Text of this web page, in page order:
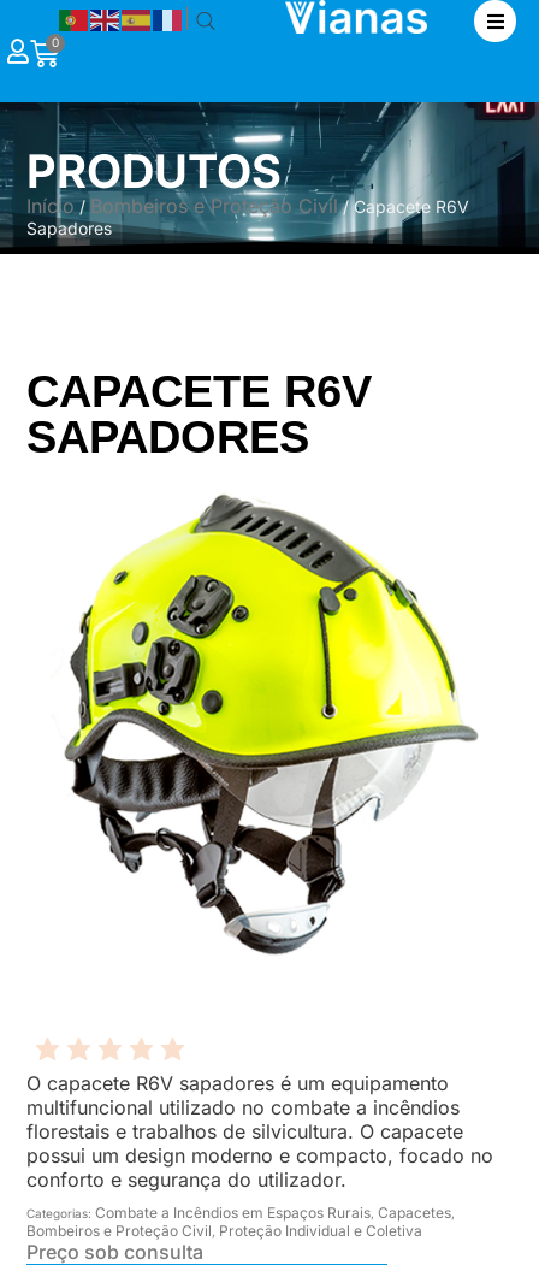
0
PRODUTOS
Início/ Bombeiros e Proteção Civil/ Capacete R6V
Sapadores
CAPACETE R6V
SAPADORES
O capacete R6V sapadores é um equipamento
multifuncional utilizado no combate a incêndios
florestais e trabalhos de silvicultura. O capacete
possui um design moderno e compacto, focado no
conforto e segurança do utilizador.
Categorias:Combate a Incêndios em Espaços Rurais,Capacetes,
Bombeiros e Proteção Civil, Proteção Individual e Coletiva
Preço sob consulta